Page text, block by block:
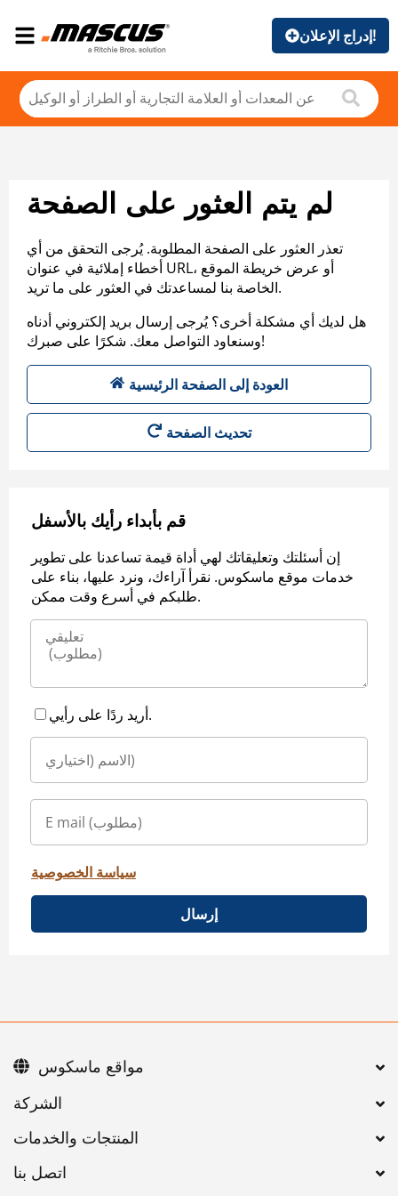
إدراج الإعلان!
لم يتم العثور على الصفحة
تعذر العثور على الصفحة المطلوبة. يُرجى التحقق من أي
أخطاء إملائية في عنوان URL، أو عرض خريطة الموقع
الخاصة بنا لمساعدتك في العثور على ما تريد.
هل لديك أي مشكلة أخرى؟ يُرجى إرسال بريد إلكتروني أدناه
وسنعاود التواصل معك. شكرًا على صبرك!
العودة إلى الصفحة الرئيسية
تحديث الصفحة
قم بأبداء رأيك بالأسفل
إن أسئلتك وتعليقاتك لهي أداة قيمة تساعدنا على تطوير
خدمات موقع ماسكوس. نقرأ آراءك، ونرد عليها، بناء على
طلبكم في أسرع وقت ممكن.
أريد ردًا على رأيي.
سياسة الخصوصية
إرسال
اتصل بنا
مواقع ماسكوس